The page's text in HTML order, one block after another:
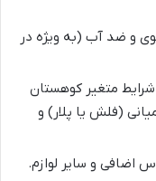
و ضد آب (به ویژه در
شرایط متغیر کوهستان
(فلش یا پلار) و
اضافی و سایر لوازم.